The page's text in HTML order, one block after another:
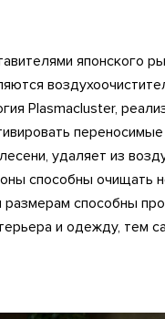
японского
Plasmacluster,
удаляет из
способны очищать
способны
и одежду, тем